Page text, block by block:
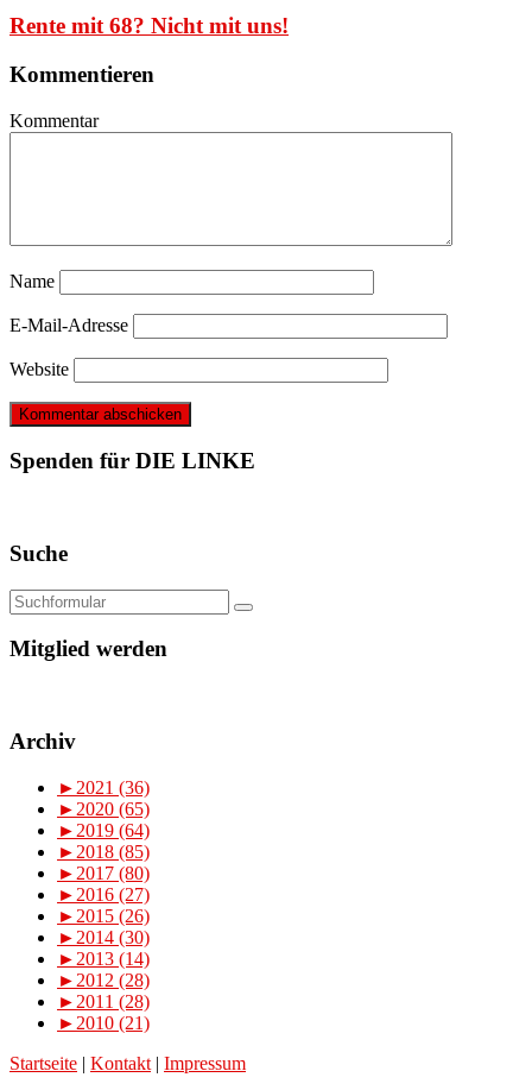
Rente mit 68? Nicht mit uns!
Kommentieren
Kommentar
Name
E-Mail-Adresse
Website
Spenden für DIE LINKE
Suche
Mitglied werden
Archiv
► 2021 (36)
► 2020 (65)
► 2019 (64)
► 2018 (85)
► 2017 (80)
► 2016 (27)
► 2015 (26)
► 2014 (30)
► 2013 (14)
► 2012 (28)
► 2011 (28)
► 2010 (21)
Startseite | Kontakt | Impressum